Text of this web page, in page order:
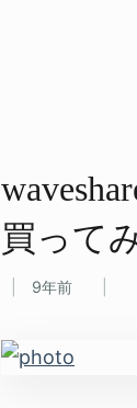
買って
9年前